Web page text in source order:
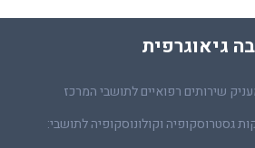
גיאוגרפית
שירותים רפואיים לתושבי המרכז
גסטרוסקופיה וקולונוסקופיה לתושבי: